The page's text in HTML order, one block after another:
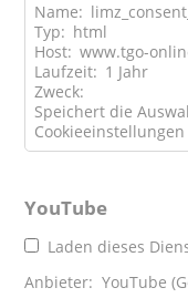
Name:
Typ: html
Host: www.tgo-
Laufzeit: 1 Jahr
Zweck:
Speichert die
Cookieeinstellungen
YouTube
Laden dieses
Anbieter: YouTube